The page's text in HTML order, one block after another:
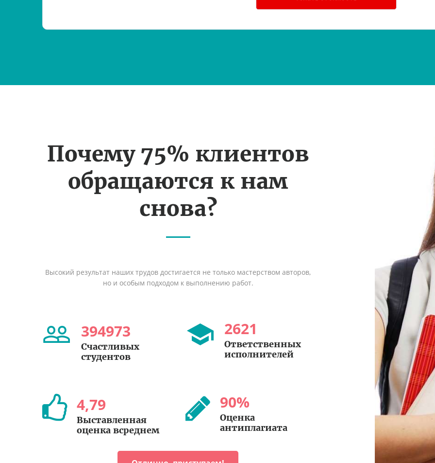
Почему 75% клиентов
обращаются к нам
снова?
Высокий результат наших трудов достигается не только мастерством авторов,
но и особым подходом к выполнению работ.
394973
Счастливых
студентов
2621
Ответственных
исполнителей
4,79
Выставленная
оценка всреднем
90%
Оценка
антиплагиата